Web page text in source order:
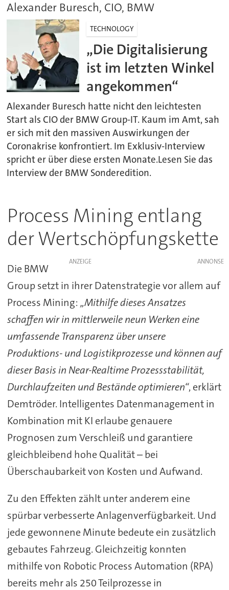
Alexander Buresch, CIO, BMW
TECHNOLOGY
„Die Digitalisierung
ist im letzten Winkel
angekommen“
Alexander Buresch hatte nicht den leichtesten
Start als CIO der BMW Group-IT. Kaum im Amt, sah
er sich mit den massiven Auswirkungen der
Coronakrise konfrontiert. Im Exklusiv-Interview
spricht er über diese ersten Monate.Lesen Sie das
Interview der BMW Sonderedition.
Process Mining entlang
der Wertschöpfungskette
ANZEIGE
Die BMW
Group setzt in ihrer Datenstrategie vor allem auf
Process Mining: „Mithilfe dieses Ansatzes
schaffen wir in mittlerweile neun Werken eine
umfassende Transparenz über unsere
Produktions- und Logistikprozesse und können auf
dieser Basis in Near-Realtime Prozessstabilität,
Durchlaufzeiten und Bestände optimieren“, erklärt
Demtröder. Intelligentes Datenmanagement in
Kombination mit KI erlaube genauere
Prognosen zum Verschleiß und garantiere
gleichbleibend hohe Qualität – bei
Überschaubarkeit von Kosten und Aufwand.
Zu den Effekten zählt unter anderem eine
spürbar verbesserte Anlagenverfügbarkeit. Und
jede gewonnene Minute bedeute ein zusätzlich
gebautes Fahrzeug. Gleichzeitig konnten
mithilfe von Robotic Process Automation (RPA)
bereits mehr als 250 Teilprozesse in